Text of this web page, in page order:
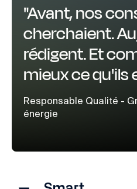
"Avant, nos
cherchaient.
rédigent. Et
mieux ce qu'ils
Responsable Qualité -
énergie